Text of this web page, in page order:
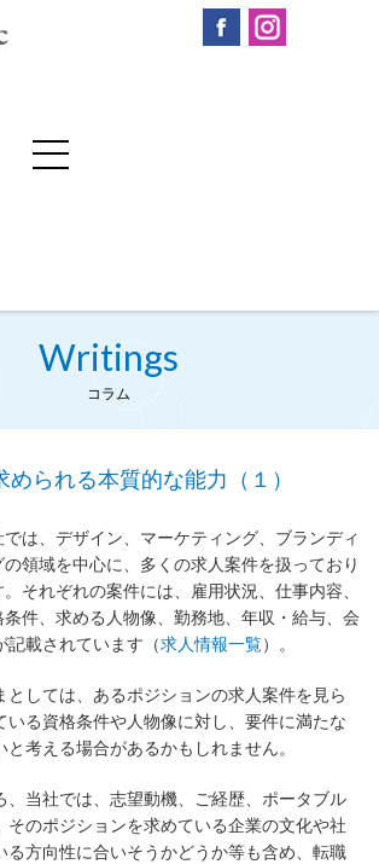
Writings
コラム
められる本質的な能力（１）
では、デザイン、マーケティング、ブランディ
の領域を中心に、多くの求人案件を扱っており
。それぞれの案件には、雇用状況、仕事内容、
条件、求める人物像、勤務地、年収・給与、会
記載されています（求人情報一覧）。
としては、あるポジションの求人案件を見ら
いる資格条件や人物像に対し、要件に満たな
考える場合があるかもしれません。
、当社では、志望動機、ご経歴、ポータブル
そのポジションを求めている企業の文化や社
る方向性に合いそうかどうか等も含め、転職